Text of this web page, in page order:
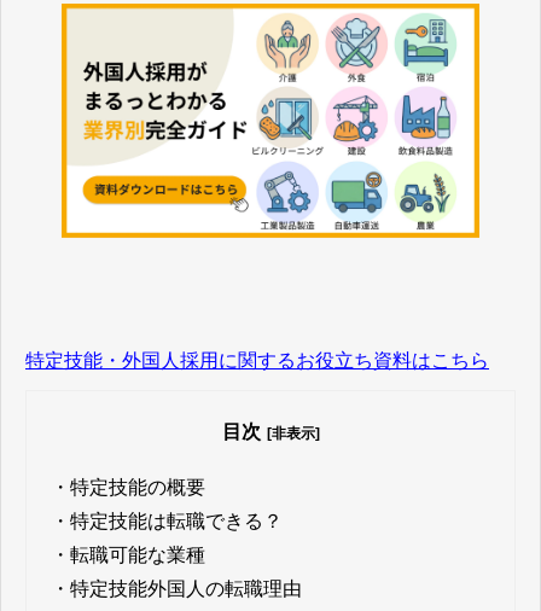
特定技能・外国人採用に関するお役立ち資料はこちら
目次 [非表示]
・ 特定技能の概要
・ 特定技能は転職できる？
・ 転職可能な業種
・ 特定技能外国人の転職理由